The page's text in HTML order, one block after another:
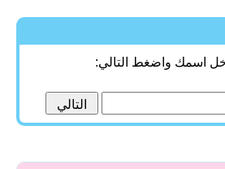
اسمك واضغط التالي: